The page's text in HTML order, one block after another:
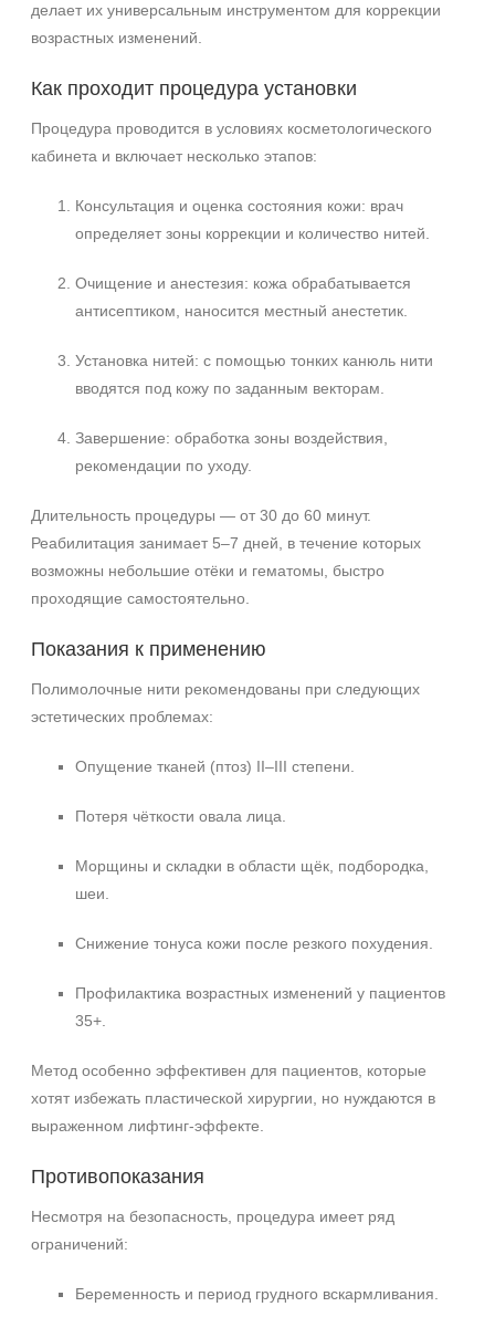
делает их универсальным инструментом для коррекции
возрастных изменений.
Как проходит процедура установки
Процедура проводится в условиях косметологического
кабинета и включает несколько этапов:
Консультация и оценка состояния кожи: врач
определяет зоны коррекции и количество нитей.
Очищение и анестезия: кожа обрабатывается
антисептиком, наносится местный анестетик.
Установка нитей: с помощью тонких канюль нити
вводятся под кожу по заданным векторам.
Завершение: обработка зоны воздействия,
рекомендации по уходу.
Длительность процедуры — от 30 до 60 минут.
Реабилитация занимает 5–7 дней, в течение которых
возможны небольшие отёки и гематомы, быстро
проходящие самостоятельно.
Показания к применению
Полимолочные нити рекомендованы при следующих
эстетических проблемах:
Опущение тканей (птоз) II–III степени.
Потеря чёткости овала лица.
Морщины и складки в области щёк, подбородка,
шеи.
Снижение тонуса кожи после резкого похудения.
Профилактика возрастных изменений у пациентов
35+.
Метод особенно эффективен для пациентов, которые
хотят избежать пластической хирургии, но нуждаются в
выраженном лифтинг‑эффекте.
Противопоказания
Несмотря на безопасность, процедура имеет ряд
ограничений:
Беременность и период грудного вскармливания.